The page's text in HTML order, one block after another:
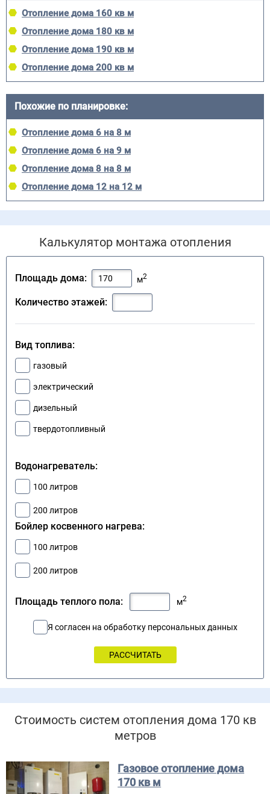
Отопление дома 160 кв м
Отопление дома 180 кв м
Отопление дома 190 кв м
Отопление дома 200 кв м
Похожие по планировке:
Отопление дома 6 на 8 м
Отопление дома 6 на 9 м
Отопление дома 8 на 8 м
Отопление дома 12 на 12 м
Калькулятор монтажа отопления
Площадь дома: м2
Количество этажей:
Вид топлива:
газовый
электрический
дизельный
твердотопливный
Водонагреватель:
100 литров
200 литров
Бойлер косвенного нагрева:
100 литров
200 литров
Площадь теплого пола: м2
Я согласен на обработку персональных данных
Стоимость систем отопления дома 170 кв
метров
Газовое отопление дома
170 кв м